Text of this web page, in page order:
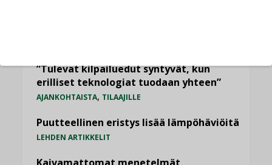
”Tulevat kilpailuedut syntyvät, kun
erilliset teknologiat tuodaan yhteen”
AJANKOHTAISTA, TILAAJILLE
Puutteellinen eristys lisää lämpöhäviöitä
LEHDEN ARTIKKELIT